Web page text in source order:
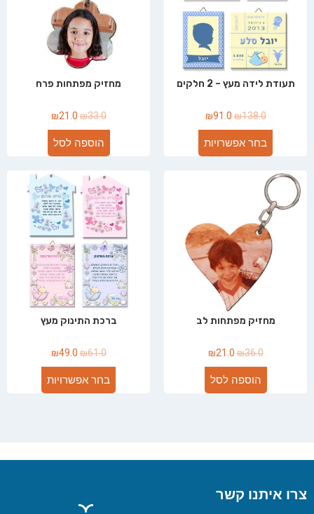
תעודת לידה מעץ – 2 חלקים
₪138.0
₪91.0
בחר אפשרויות
מחזיק מפתחות פרח
₪33.0
₪21.0
הוספה לסל
מחזיק מפתחות לב
₪36.0
₪21.0
הוספה לסל
ברכת התינוק מעץ
₪61.0
₪49.0
בחר אפשרויות
צרו איתנו קשר